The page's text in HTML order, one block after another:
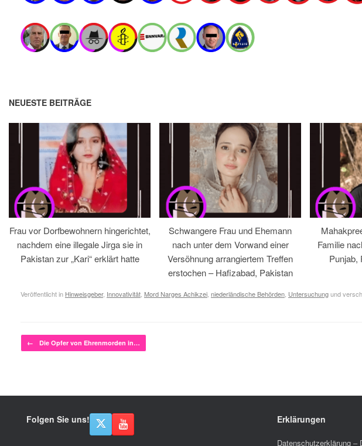
NEUESTE BEITRÄGE
Frau vor Dorfbewohnern hingerichtet,
nachdem eine illegale Jirga sie in
Pakistan zur „Kari“ erklärt hatte
Schwangere Frau und Ehemann
nach unter dem Vorwand einer
Versöhnung arrangiertem Treffen
erstochen – Hafizabad, Pakistan
Familie
Punjab,
Veröffentlicht in Hinweisgeber, Innovativität, Mord Narges Achikzei, niederländische Behörden, Untersuchungund
Beitragsnavigation
← Die Opfer von Ehrenmorden in…
Folgen Sie uns! Erklärungen
Datenschutzerklärung–